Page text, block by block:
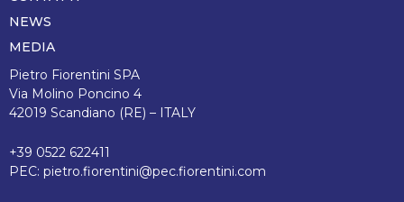
NEWS
MEDIA
Pietro Fiorentini SPA
Via Molino Poncino 4
42019 Scandiano (RE) – ITALY
+39 0522 622411
PEC: pietro.fiorentini@pec.fiorentini.com